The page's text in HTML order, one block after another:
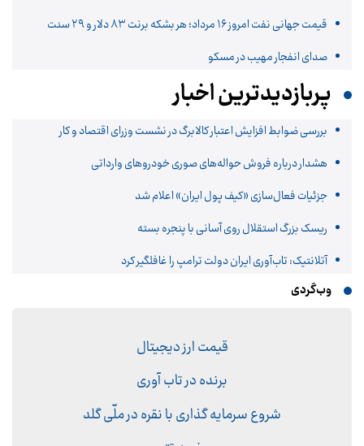
قیمت جهانی نفت امروز ۱۶ مرداد؛ هر بشکه برنت ۸۳ دلار و ۲۹ سنت
صدای انفجار مهیب در مسکو
پربازدیدترین اخبار
بررسی ضوابط افزایش اعتبار کالابرگ در نشست وزرای اقتصاد و کار
هشدار درباره فروش حواله‌های صوری خودروهای وارداتی
جزئیات فعال‌سازی «کیف پول ایران» اعلام شد
ریسک بزرگ استقلال روی آسانی با پنجره بسته
آتلانتیک: تاب‌آوری ایران دولت ترامپ را غافلگیر کرد
وب‌گردی
قیمت ارز دیجیتال
برنده در تاب آوری
شروع سرمایه گذاری با نقره در ملّی گلد